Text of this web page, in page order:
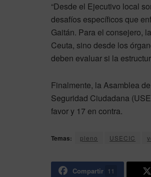
“Desde el Ejecutivo local
desafíos específicos que
Gaitán. Para el consejero,
Ceuta, sino desde los
deben evaluar si la
Finalmente, la Asamblea
Seguridad Ciudadana
favor y 17 en contra.
Temas: pleno USECIC
Compartir 11